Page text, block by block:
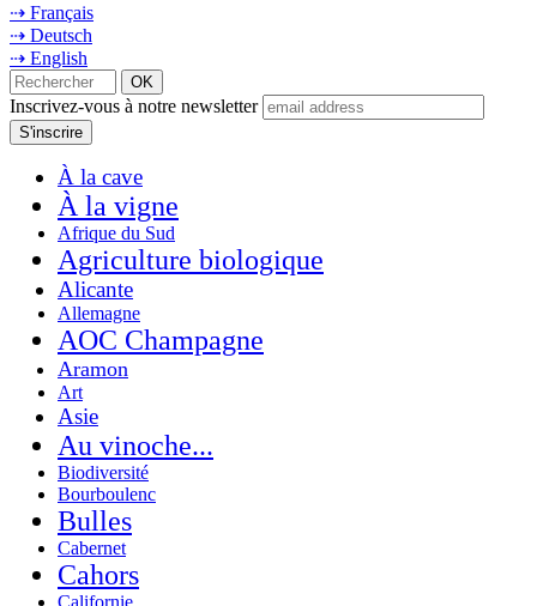
⇢ Français
⇢ Deutsch
⇢ English
Inscrivez-vous à notre newsletter
À la cave
À la vigne
Afrique du Sud
Agriculture biologique
Alicante
Allemagne
AOC Champagne
Aramon
Art
Asie
Au vinoche...
Biodiversité
Bourboulenc
Bulles
Cabernet
Cahors
Californie